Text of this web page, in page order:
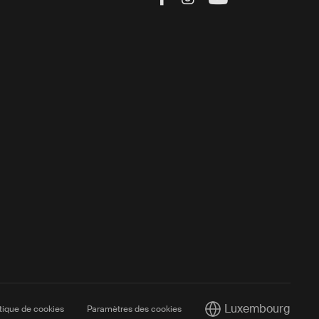
de cookies Paramètres des cookies Luxembourg